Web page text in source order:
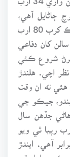
ڄاڻايل آهي،
ملائجي ته دفاعي بجيٽ حقيقي معنيٰ ۾ هڪ کرب 80 ارب
85 ڪروڙ 20 لک رپيا ٿئي ٿي. گذريل 2 سالن کان دفاعي
شروع ڪئي
اچي. هلندڙ
ته ان وقت
186.9 ارب رپيا ٿيندو، جيڪو جي
پر هاڻي جڏهن سال
پيو ٿئي ته اهو خسارو وڌي 257.1 ارب رپيا ٿي ويو
7 سيڪڙو برابر آهي. ايندڙ
رپيا ڪئي وئي ۽ اها رقم